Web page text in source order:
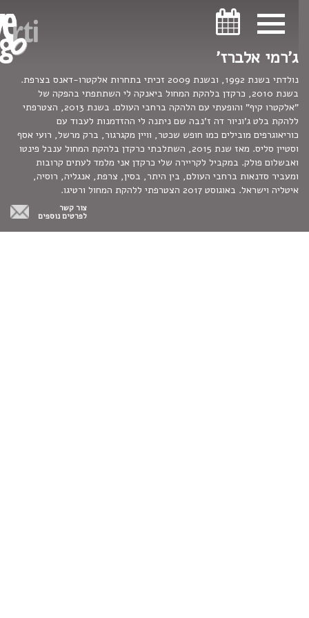
ג'רמי אלברז'
נולדתי בשנת 1992, ובשנת 2009 זכיתי בתחרות אלקטרו-דאנס בצרפת.
בשנת 2010, כרקדן בלהקת המחול ביאנקה לי השתתפתי בהפקה של
"אלקטרו קיף" והופעתי עם הלהקה ברחבי העולם. בשנת 2013, הצטרפתי
ללהקת בלט ג'וניור דה ז'נבה שם ניתנה לי ההזדמנות לעבוד עם
כוריאוגרפים מובילים כמו חופש שכטר, וויין מקגרגור, ברק מרשל, רועי אסף
וסטיין סליס. מאז שנת 2015, השתלבתי כרקדן בלהקת המחול ענבל פינטו
ואבשלום פולק. במקביל לקריירה שלי כרקדן אני מלמד לעתים קרובות
ומעביר סדנאות ברחבי העולם, בין היתר, בסין, צרפת, אנגליה, רוסיה,
איטליה וישראל. באוגוסט 2017 הצטרפתי ללהקת המחול ורטיגו.
צור קשר
לפרטים נוספים